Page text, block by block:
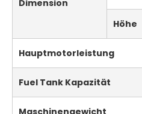
Dimension
Höhe
Hauptmotorleistung
Fuel Tank Kapazität
Maschinengewicht